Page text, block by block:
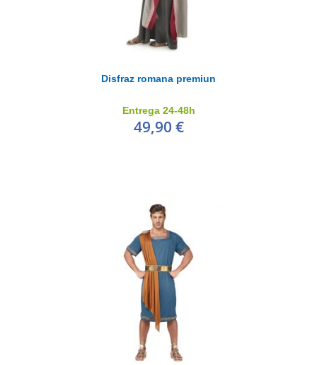
Disfraz romana premiun
Entrega 24-48h
49,90 €